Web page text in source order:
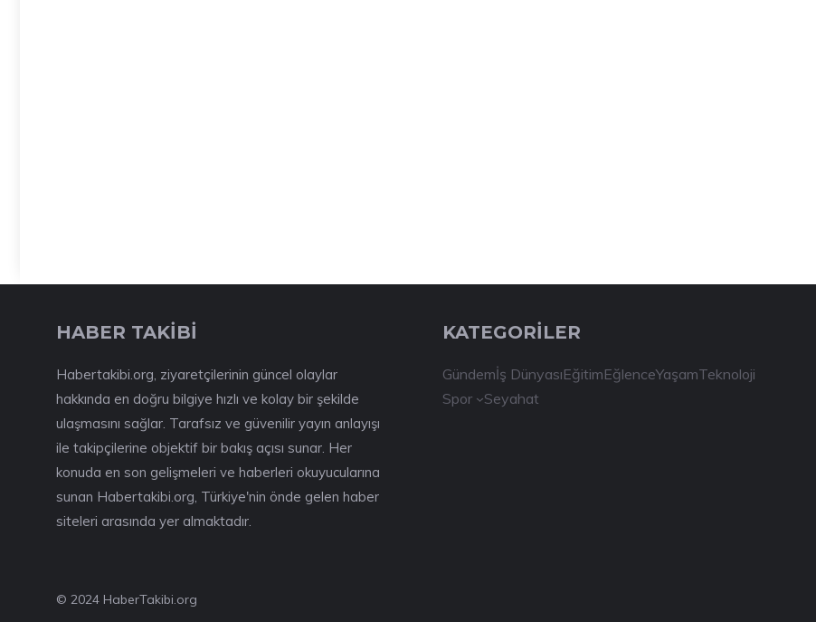
HABER TAKİBİ
Habertakibi.org, ziyaretçilerinin güncel olaylar
hakkında en doğru bilgiye hızlı ve kolay bir şekilde
ulaşmasını sağlar. Tarafsız ve güvenilir yayın anlayışı
ile takipçilerine objektif bir bakış açısı sunar. Her
konuda en son gelişmeleri ve haberleri okuyucularına
sunan Habertakibi.org, Türkiye'nin önde gelen haber
siteleri arasında yer almaktadır.
KATEGORİLER
Gündemİş DünyasıEğitimEğlenceYaşamTeknoloji
Spor
Seyahat
© 2024 HaberTakibi.org